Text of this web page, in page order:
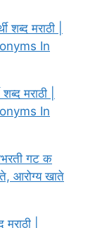
शब्द मराठी |
In
मराठी |
In
गट क
आरोग्य खाते
|